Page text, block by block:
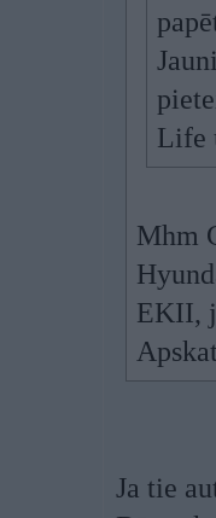
Life
Mhm
EKII,
Ja tie